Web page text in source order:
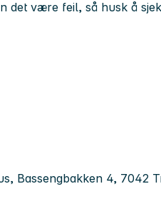
Bassengbakken 4, 7042
det være feil, så husk å